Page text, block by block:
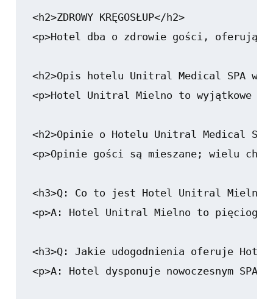
<h2>ZDROWY KRĘGOSŁUP</h2>
<p>Hotel dba o zdrowie gości, oferując
<h2>Opis hotelu Unitral Medical SPA
<p>Hotel Unitral Mielno to wyjątkowe
<h2>Opinie o Hotelu Unitral Medical
<p>Opinie gości są mieszane; wielu
<h3>Q: Co to jest Hotel Unitral
<p>A: Hotel Unitral Mielno to
<h3>Q: Jakie udogodnienia oferuje
<p>A: Hotel dysponuje nowoczesnym